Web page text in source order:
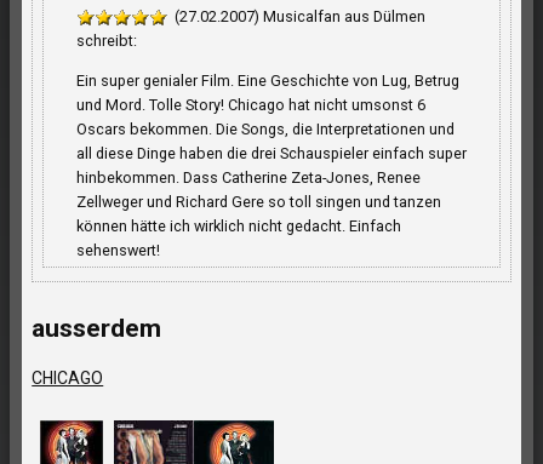
(27.02.2007) Musicalfan aus Dülmen
schreibt:
Ein super genialer Film. Eine Geschichte von Lug, Betrug
und Mord. Tolle Story! Chicago hat nicht umsonst 6
Oscars bekommen. Die Songs, die Interpretationen und
all diese Dinge haben die drei Schauspieler einfach super
hinbekommen. Dass Catherine Zeta-Jones, Renee
Zellweger und Richard Gere so toll singen und tanzen
können hätte ich wirklich nicht gedacht. Einfach
sehenswert!
ausserdem
CHICAGO